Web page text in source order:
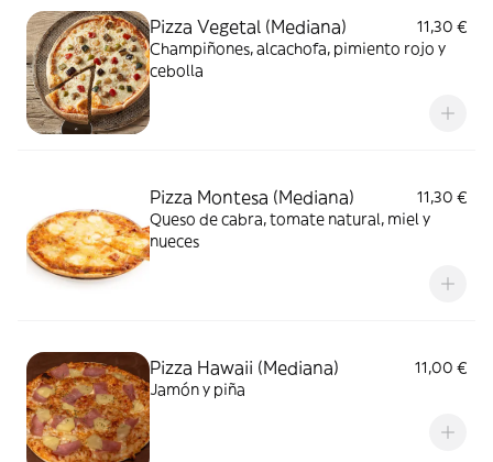
Pizza Vegetal (Mediana)
11,30 €
Champiñones, alcachofa, pimiento rojo y
cebolla
Pizza Montesa (Mediana)
11,30 €
Queso de cabra, tomate natural, miel y
nueces
Pizza Hawaii (Mediana)
11,00 €
Jamón y piña